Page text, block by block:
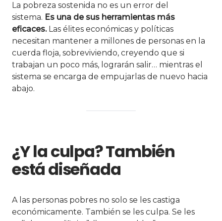
La pobreza sostenida no es un error del
sistema. Es una de sus herramientas más
eficaces.Las élites económicas y políticas
necesitan mantener a millones de personas en la
cuerda floja, sobreviviendo, creyendo que si
trabajan un poco más, lograrán salir… mientras el
sistema se encarga de empujarlas de nuevo hacia
abajo.
¿Y la culpa? También
está diseñada
A las personas pobres no solo se les castiga
económicamente. También se les culpa. Se les